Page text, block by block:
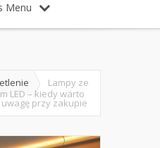
Menu
Lampy ze
LED – kiedy warto
przy zakupie